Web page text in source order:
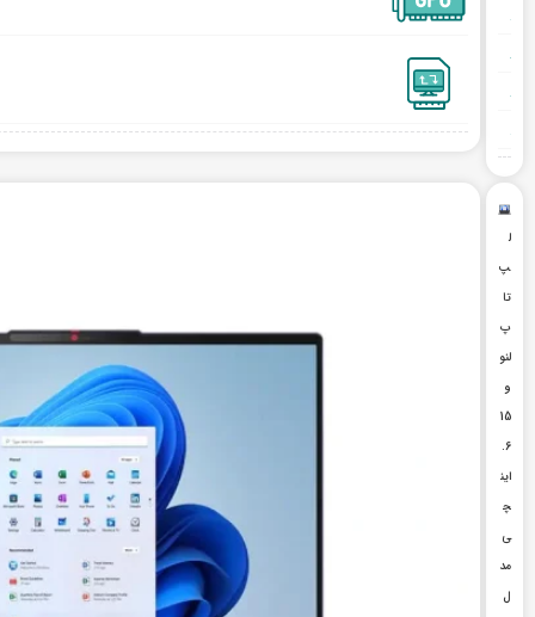
ل
پ
تا
پ
لنو
و
15
.6
این
چ
ی
مد
ل